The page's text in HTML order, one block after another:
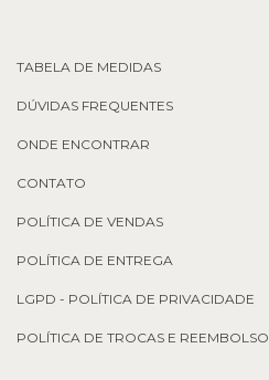
TABELA DE MEDIDAS
DÚVIDAS FREQUENTES
ONDE ENCONTRAR
CONTATO
POLÍTICA DE VENDAS
POLÍTICA DE ENTREGA
LGPD - POLÍTICA DE PRIVACIDADE
POLÍTICA DE TROCAS E REEMBOLSO